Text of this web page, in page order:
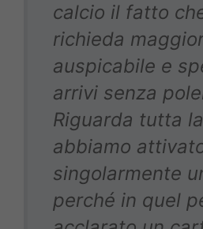
calcio il fatto
richieda
auspicabile e
arrivi senza
Riguarda tutta
abbiamo
singolarmente
perché in quel